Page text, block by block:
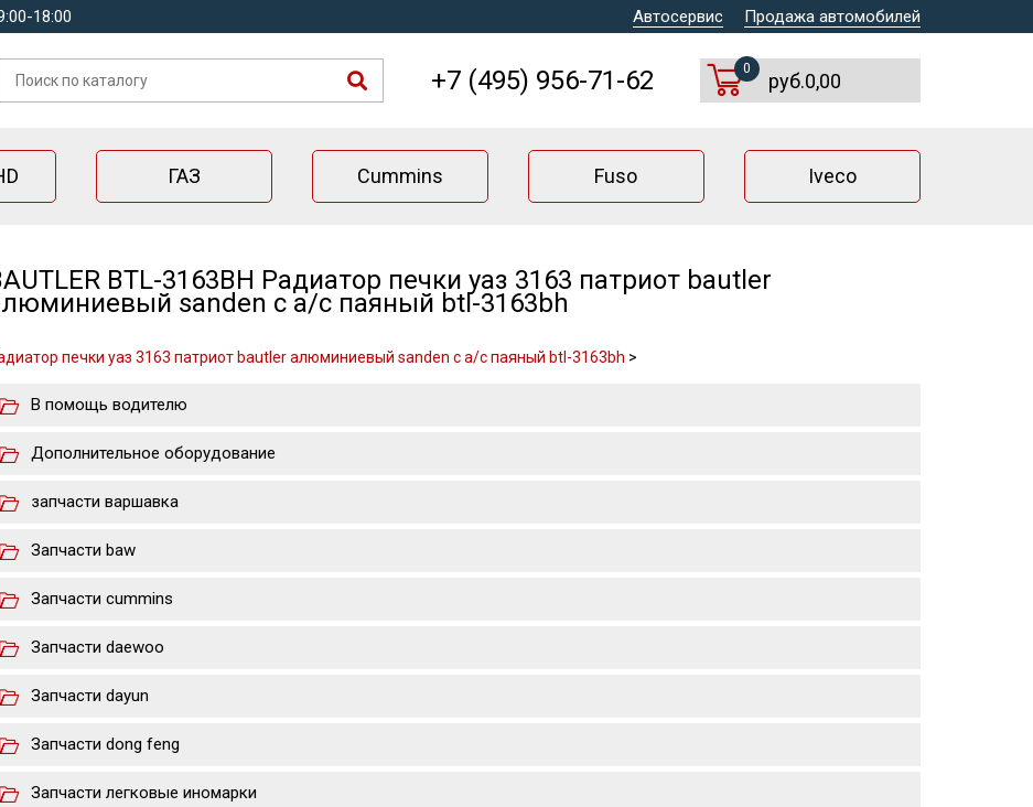
18:00 Автосервис Продажа автомобилей
+7 (495) 956-71-62 0
руб.0,00
ГАЗ Cummins Fuso Iveco
BTL-3163BH Радиатор печки уаз 3163 патриот bautler
sanden с a/c паяный btl-3163bh
печки уаз 3163 патриот bautler алюминиевый sanden с a/c паяный btl-3163bh >
В помощь водителю
Дополнительное оборудование
запчасти варшавка
Запчасти baw
Запчасти cummins
Запчасти daewoo
Запчасти dayun
Запчасти dong feng
Запчасти легковые иномарки